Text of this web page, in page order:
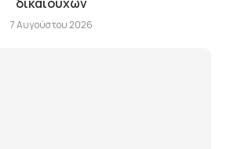
7 Αυγούστου 2026